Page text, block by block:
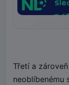
Třetí a
neoblíbenému